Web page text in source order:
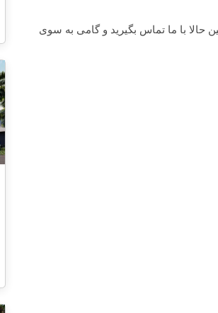
حالا با ما تماس بگیرید و گامی به سوی